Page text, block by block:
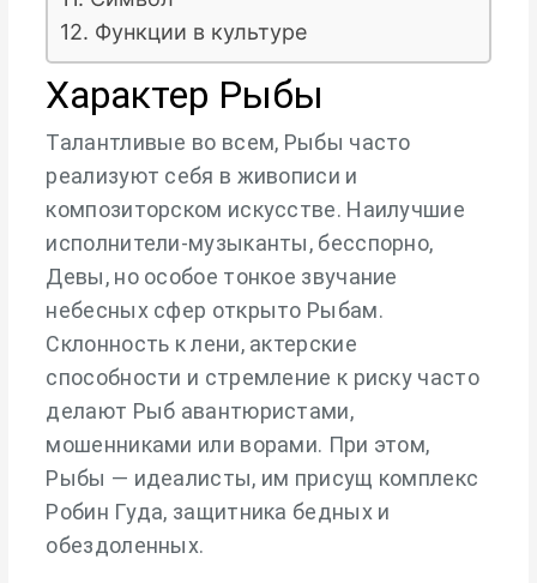
12. Функции в культуре
Характер Рыбы
Талантливые во всем, Рыбы часто
реализуют себя в живописи и
композиторском искусстве. Наилучшие
исполнители-музыканты, бесспорно,
Девы, но особое тонкое звучание
небесных сфер открыто Рыбам.
Склонность к лени, актерские
способности и стремление к риску часто
делают Рыб авантюристами,
мошенниками или ворами. При этом,
Рыбы — идеалисты, им присущ комплекс
Робин Гуда, защитника бедных и
обездоленных.